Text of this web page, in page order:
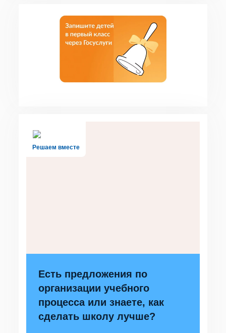
Решаем вместе
Есть предложения по
организации учебного
процесса или знаете, как
сделать школу лучше?